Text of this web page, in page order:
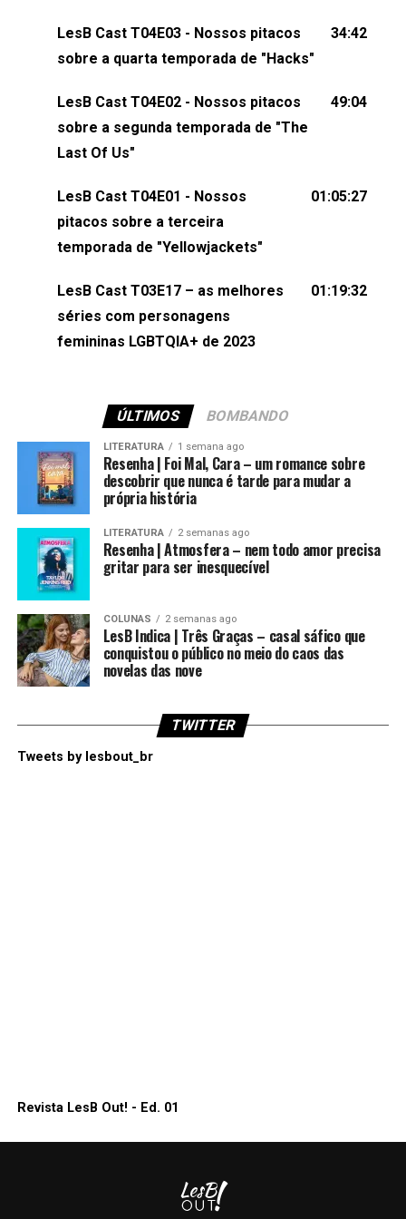
comentários, perguntas ou qualquer outra coisa,
nos envie uma mensagem pelas redes sociais ou
esqueça de visitar nosso site e também redes
sociais:Twitter: ⁠⁠⁠⁠@lesbout_br⁠⁠⁠⁠ Instagram: ⁠⁠⁠⁠@lesbout_br⁠⁠⁠⁠
(⁠⁠⁠⁠⁠⁠@KarolenPassos⁠⁠⁠⁠⁠⁠)Participação de Bruna Fentanes
(⁠⁠⁠⁠@brunarfentanes⁠⁠⁠⁠) e Pollyelly FlorêncioEdição de
Naiady Machado
LesB Cast T04E03 - Nossos pitacos
sobre a quarta temporada de "Hacks"
34:42
LesB Cast T04E02 - Nossos pitacos
sobre a segunda temporada de "The
Last Of Us"
49:04
LesB Cast T04E01 - Nossos
pitacos sobre a terceira
temporada de "Yellowjackets"
01:05:27
LesB Cast T03E17 – as melhores
séries com personagens
femininas LGBTQIA+ de 2023
01:19:32
ÚLTIMOS BOMBANDO
LITERATURA 1 semana ago
Resenha | Foi Mal, Cara – um romance sobre
descobrir que nunca é tarde para mudar a
própria história
LITERATURA 2 semanas ago
Resenha | Atmosfera – nem todo amor precisa
gritar para ser inesquecível
COLUNAS 2 semanas ago
LesB Indica | Três Graças – casal sáfico que
conquistou o público no meio do caos das
novelas das nove
TWITTER
Tweets by lesbout_br
Revista LesB Out! - Ed. 01